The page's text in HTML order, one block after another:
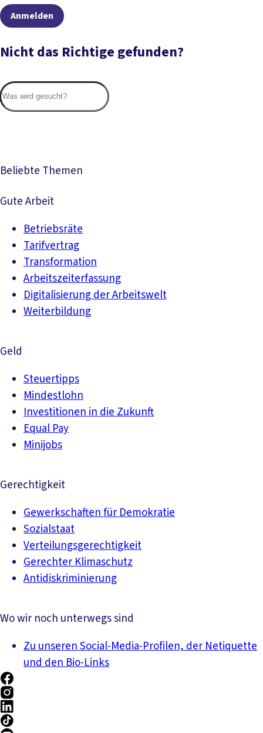
Anmelden
Nicht das Richtige gefunden?
Beliebte Themen
Gute Arbeit
Betriebsräte
Tarifvertrag
Transformation
Arbeitszeiterfassung
Digitalisierung der Arbeitswelt
Weiterbildung
Geld
Steuertipps
Mindestlohn
Investitionen in die Zukunft
Equal Pay
Minijobs
Gerechtigkeit
Gewerkschaften für Demokratie
Sozialstaat
Verteilungsgerechtigkeit
Gerechter Klimaschutz
Antidiskriminierung
Wo wir noch unterwegs sind
Zu unseren Social-Media-Profilen, der Netiquette
und den Bio-Links